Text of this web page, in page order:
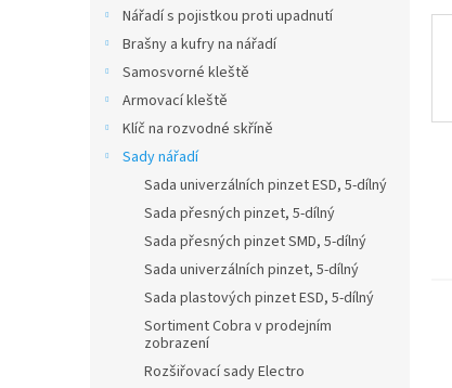
Nářadí s pojistkou proti upadnutí
Brašny a kufry na nářadí
Samosvorné kleště
Armovací kleště
Klíč na rozvodné skříně
Sady nářadí
Sada univerzálních pinzet ESD, 5-dílný
Sada přesných pinzet, 5-dílný
Sada přesných pinzet SMD, 5-dílný
Sada univerzálních pinzet, 5-dílný
Sada plastových pinzet ESD, 5-dílný
Sortiment Cobra v prodejním
zobrazení
Rozšiřovací sady Electro